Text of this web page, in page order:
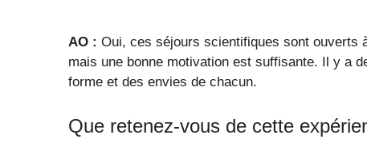
AO : Oui, ces séjours scientifiques sont ouverts
mais une bonne motivation est suffisante. Il y a
forme et des envies de chacun.
Que retenez-vous de cette